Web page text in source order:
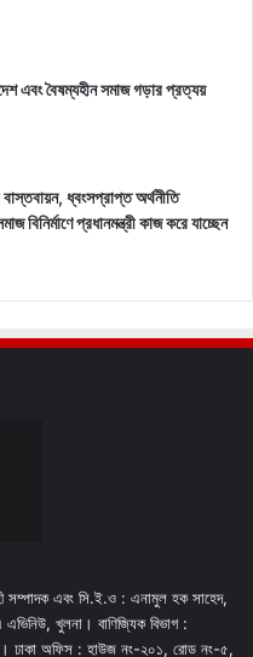
এবং বৈষম্যহীন সমাজ গড়ার প্রত্যয়
ধ্বংসপ্রাপ্ত অর্থনীতি
বিনির্মাণে প্রধানমন্ত্রী কাজ করে যাচ্ছেন
সম্পাদক এবং সি.ই.ও : এনামুল হক সাহেদ,
খুলনা। বাণিজ্যিক বিভাগ :
ঢাকা অফিস : হাউজ নং-২০১, রোড নং-৫,